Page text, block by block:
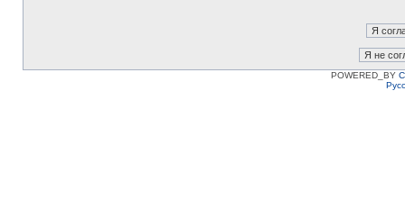
POWERED_BY